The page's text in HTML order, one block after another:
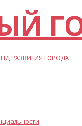
РАЗВИТИЯ ГОРОДА